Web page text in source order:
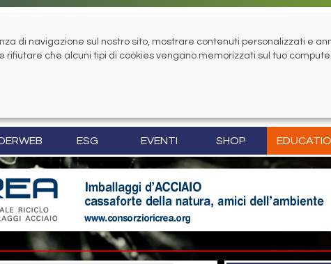
ESG EVENTI SHOP
di navigazione sul nostro sito, mostrare contenuti personalizzati e
che alcuni tipi di cookies vengano memorizzati sul tuo